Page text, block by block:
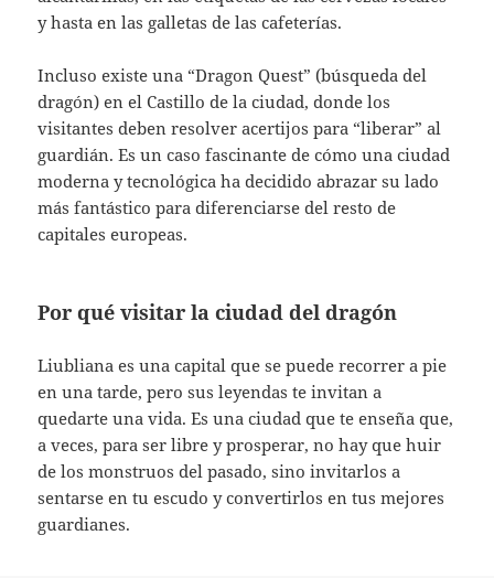
y hasta en las galletas de las cafeterías.
Incluso existe una “Dragon Quest” (búsqueda del
dragón) en el Castillo de la ciudad, donde los
visitantes deben resolver acertijos para “liberar” al
guardián. Es un caso fascinante de cómo una ciudad
moderna y tecnológica ha decidido abrazar su lado
más fantástico para diferenciarse del resto de
capitales europeas.
Por qué visitar la ciudad del dragón
Liubliana es una capital que se puede recorrer a pie
en una tarde, pero sus leyendas te invitan a
quedarte una vida. Es una ciudad que te enseña que,
a veces, para ser libre y prosperar, no hay que huir
de los monstruos del pasado, sino invitarlos a
sentarse en tu escudo y convertirlos en tus mejores
guardianes.